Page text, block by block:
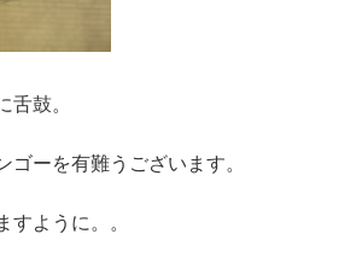
舌鼓。
ゴーを有難うございます。
すように。。